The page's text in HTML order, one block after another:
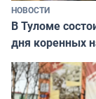
НОВОСТИ
В Туломе
дня коренных